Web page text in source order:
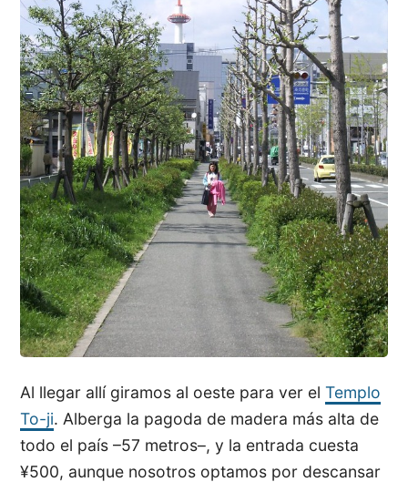
Al llegar allí giramos al oeste para ver elTemplo
To-ji. Alberga la pagoda de madera más alta de
todo el país –57 metros–, y la entrada cuesta
¥500, aunque nosotros optamos por descansar